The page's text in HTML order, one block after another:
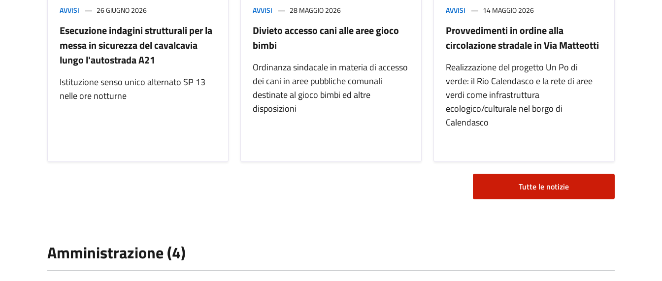
AVVISI 26 GIUGNO 2026
Esecuzione indagini strutturali per la
messa in sicurezza del cavalcavia
lungo l'autostrada A21
Istituzione senso unico alternato SP 13
nelle ore notturne
AVVISI 28 MAGGIO 2026
Divieto accesso cani alle aree gioco
bimbi
Ordinanza sindacale in materia di accesso
dei cani in aree pubbliche comunali
destinate al gioco bimbi ed altre
disposizioni
AVVISI 14 MAGGIO 2026
Provvedimenti in ordine alla
circolazione stradale in Via Matteotti
Realizzazione del progetto Un Po di
verde: il Rio Calendasco e la rete di aree
verdi come infrastruttura
ecologico/culturale nel borgo di
Calendasco
Tutte le notizie
Amministrazione (4)